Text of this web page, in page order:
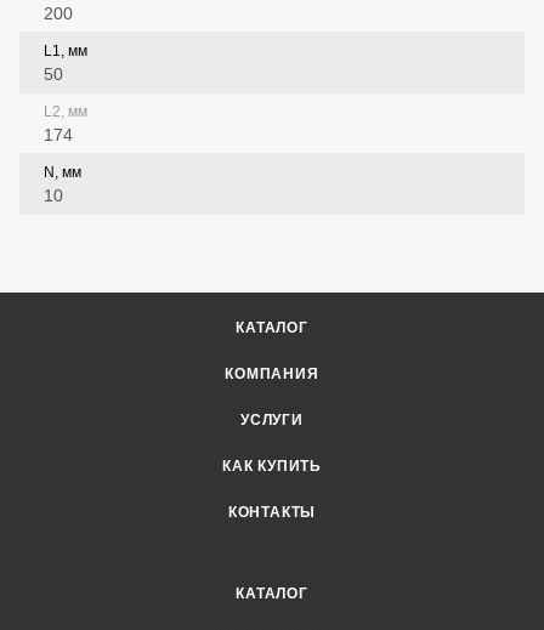
200
L1, мм
50
L2, мм
174
N, мм
10
КАТАЛОГ
КОМПАНИЯ
УСЛУГИ
КАК КУПИТЬ
КОНТАКТЫ
КАТАЛОГ